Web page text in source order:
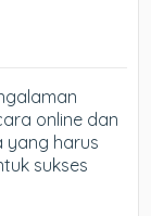
online dan
yang harus
sukses